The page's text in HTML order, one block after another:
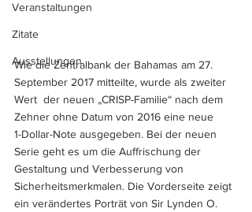
Veranstaltungen
Zitate
Ausstellungen
Wie die Zentralbank der Bahamas am 27.
September 2017 mitteilte, wurde als zweiter
Wert  der neuen „CRISP-Familie“ nach dem
Zehner ohne Datum von 2016 eine neue
1-Dollar-Note ausgegeben. Bei der neuen
Serie geht es um die Auffrischung der
Gestaltung und Verbesserung von
Sicherheitsmerkmalen. Die Vorderseite zeigt
ein verändertes Porträt von Sir Lynden O.